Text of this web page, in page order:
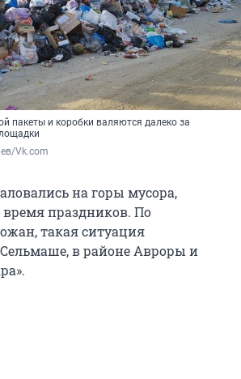
пакеты и коробки валяются далеко за
Vk.com
на горы мусора,
праздников. По
такая ситуация
в районе Авроры и